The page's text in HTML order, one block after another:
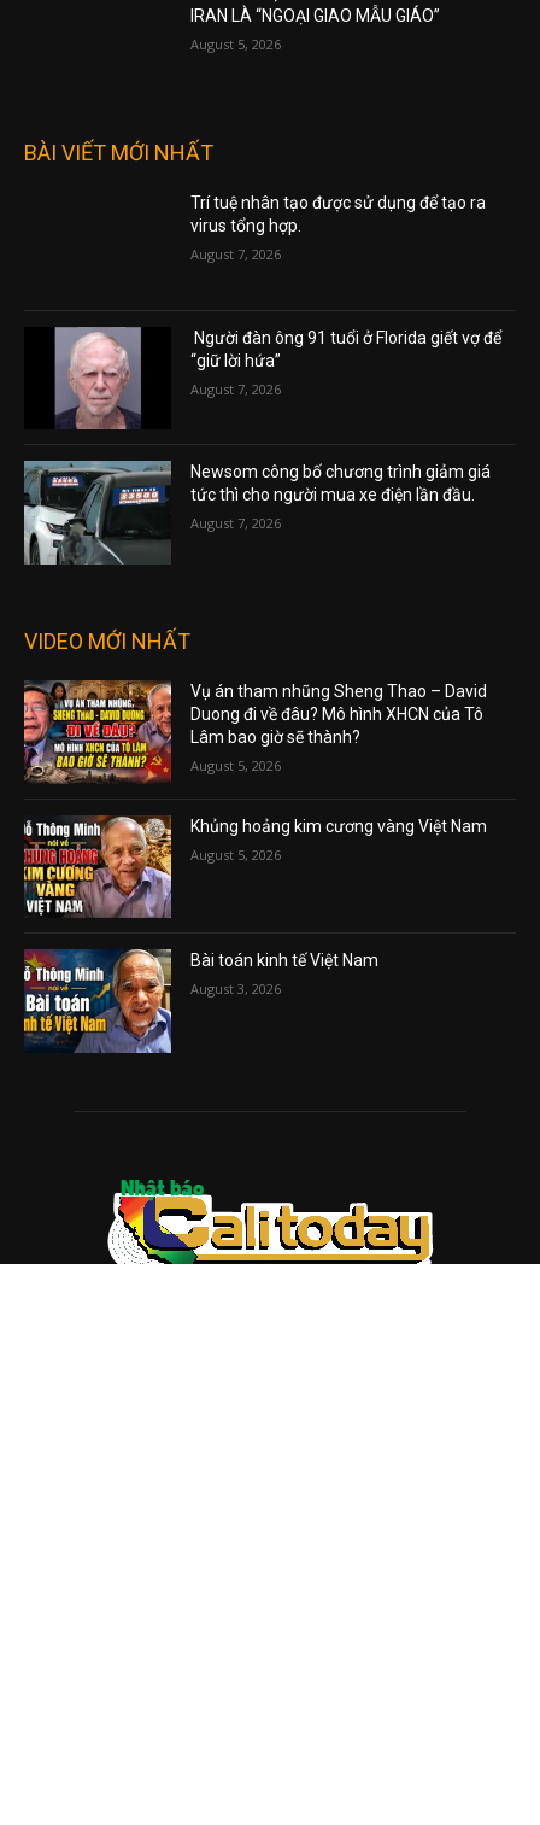
IRAN LÀ “NGOẠI GIAO MẪU GIÁO”
August 5, 2026
BÀI VIẾT MỚI NHẤT
Trí tuệ nhân tạo được sử dụng để tạo ra
virus tổng hợp.
August 7, 2026
Người đàn ông 91 tuổi ở Florida giết vợ để
“giữ lời hứa”
August 7, 2026
Newsom công bố chương trình giảm giá
tức thì cho người mua xe điện lần đầu.
August 7, 2026
VIDEO MỚI NHẤT
Vụ án tham nhũng Sheng Thao – David
Duong đi về đâu? Mô hình XHCN của Tô
Lâm bao giờ sẽ thành?
August 5, 2026
Khủng hoảng kim cương vàng Việt Nam
August 5, 2026
Bài toán kinh tế Việt Nam
August 3, 2026